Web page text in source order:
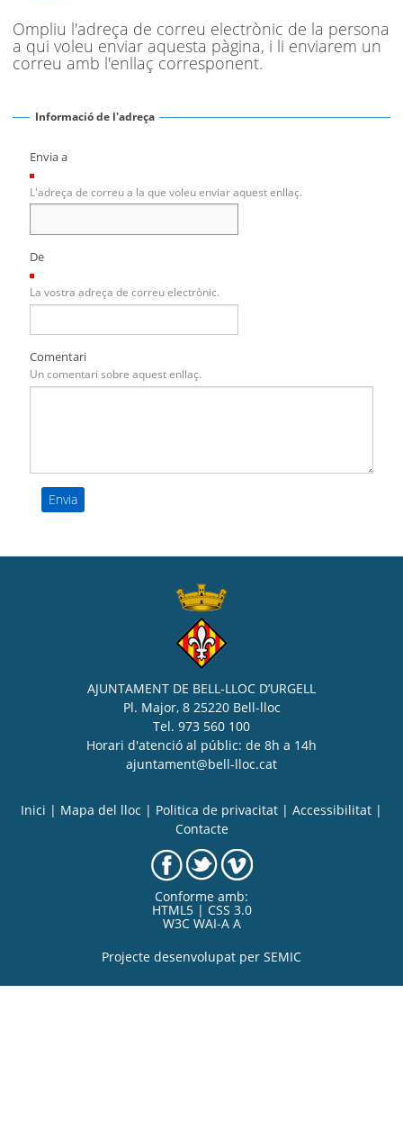
Ompliu l'adreça de correu electrònic de la persona
a qui voleu enviar aquesta pàgina, i li enviarem un
correu amb l'enllaç corresponent.
Informació de l'adreça
Envia a
L'adreça de correu a la que voleu enviar aquest enllaç.
De
La vostra adreça de correu electrònic.
Comentari
Un comentari sobre aquest enllaç.
AJUNTAMENT DE BELL-LLOC D’URGELL
Pl. Major, 8 25220 Bell-lloc
Tel. 973 560 100
Horari d'atenció al públic: de 8h a 14h
ajuntament@bell-lloc.cat
Inici | Mapa del lloc | Politica de privacitat | Accessibilitat |
Contacte
Conforme amb:
HTML5 | CSS 3.0
W3C WAI-A A
Projecte desenvolupat per SEMIC